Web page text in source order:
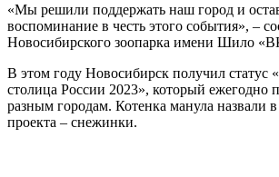
«Мы решили поддержать наш город и
воспоминание в честь этого события», –
Новосибирского зоопарка имени Шило
В этом году Новосибирск получил статус
столица России 2023», который ежегодно
разным городам. Котенка манула назвали в
проекта – снежинки.